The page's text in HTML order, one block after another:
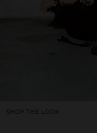
SHOP THE LOOK